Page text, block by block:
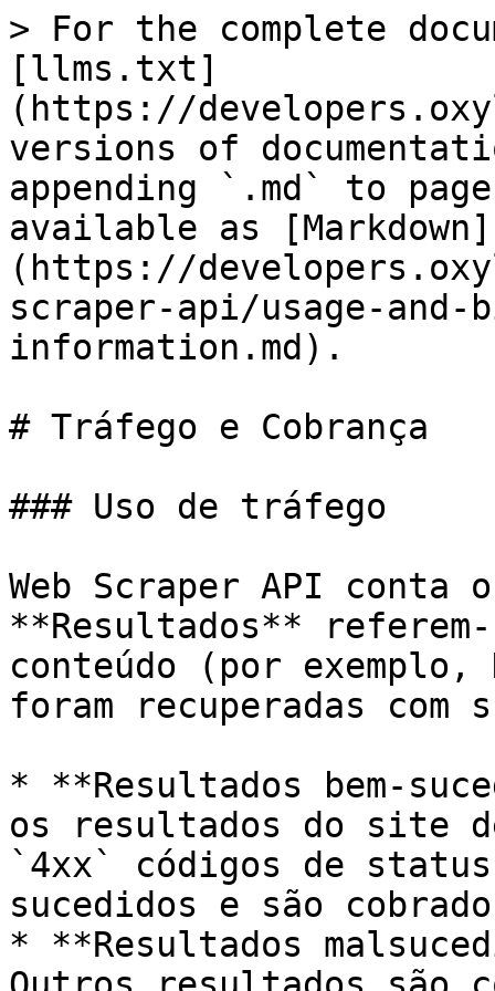
> For the complete
[llms.txt]
(https://
versions of
appending `.md` to
available as [Markdown]
(https://
scraper-api/usage-
information.md).
# Tráfego e Cobrança
### Uso de tráfego
Web Scraper API conta
**Resultados**
conteúdo (por exemplo,
foram recuperadas com
* **Resultados bem-
os resultados do site
`4xx` códigos de status
sucedidos e são
* **Resultados